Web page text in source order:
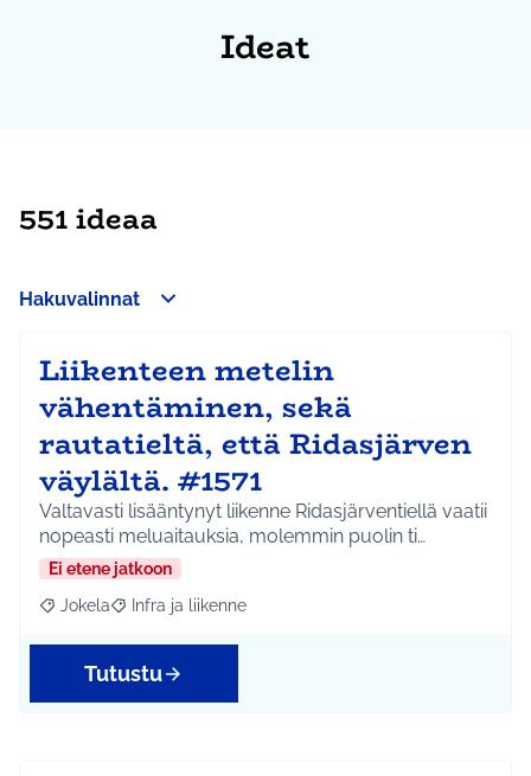
Ideat
551 ideaa
Hakuvalinnat
Liikenteen metelin
vähentäminen, sekä
rautatieltä, että Ridasjärven
väylältä. #1571
Valtavasti lisääntynyt liikenne Ridasjärventiellä vaatii
nopeasti meluaitauksia, molemmin puolin ti…
Ei etene jatkoon
Rajaa tulokset aihepiirin mukaan: Jokela
Jokela Rajaa tulokset teeman mukaan: Infra ja liikenne
Infra ja liikenne
Tutustu